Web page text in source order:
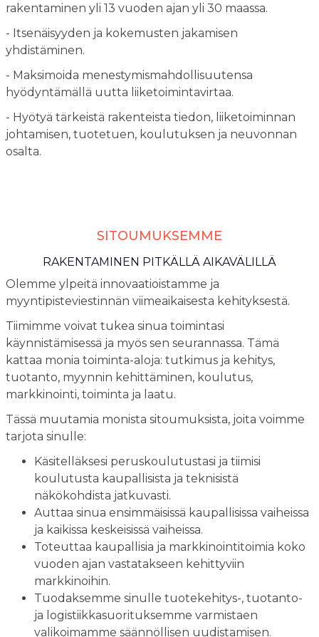
rakentaminen yli 13 vuoden ajan yli 30 maassa.
- Itsenäisyyden ja kokemusten jakamisen
yhdistäminen.
- Maksimoida menestymismahdollisuutensa
hyödyntämällä uutta liiketoimintavirtaa.
- Hyötyä tärkeistä rakenteista tiedon, liiketoiminnan
johtamisen, tuotetuen, koulutuksen ja neuvonnan
osalta.
SITOUMUKSEMME
RAKENTAMINEN PITKÄLLÄ AIKAVÄLILLÄ
Olemme ylpeitä innovaatioistamme ja
myyntipisteviestinnän viimeaikaisesta kehityksestä.
Tiimimme voivat tukea sinua toimintasi
käynnistämisessä ja myös sen seurannassa. Tämä
kattaa monia toiminta-aloja: tutkimus ja kehitys,
tuotanto, myynnin kehittäminen, koulutus,
markkinointi, toiminta ja laatu.
Tässä muutamia monista sitoumuksista, joita voimme
tarjota sinulle:
Käsitelläksesi peruskoulutustasi ja tiimisi
koulutusta kaupallisista ja teknisistä
näkökohdista jatkuvasti.
Auttaa sinua ensimmäisissä kaupallisissa vaiheissa
ja kaikissa keskeisissä vaiheissa.
Toteuttaa kaupallisia ja markkinointitoimia koko
vuoden ajan vastatakseen kehittyviin
markkinoihin.
Tuodaksemme sinulle tuotekehitys-, tuotanto-
ja logistiikkasuorituksemme varmistaen
valikoimamme säännöllisen uudistamisen.